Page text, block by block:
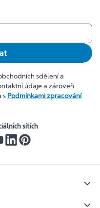
sdělení a
údaje a zároveň
s Podmínkami zpracování
sítích